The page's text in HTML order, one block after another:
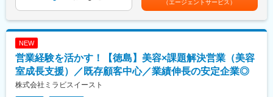
様、利用者様へのサービス向上に直結する為、大変やりがいのあ
た、事業拡大に伴い、新規の営業所も出店しており、営業所長や
エリアを管理する責任者などのポストがある為、早期のキャリア
アップが見込めます。 ※実際に入社4年前後で所長になった中途入
ロセスなどの定性評価も重視）※経験や意欲次第では新しい営業所
の立ち上げに携わる可能性等もございます。賃金はあくまでも目
安の金額であり、選考を通じて上下する可能性があります。月給
（エージェントサービス）
NEW
営業経験を活かす！【徳島】美容×課題解決営業（美容
室成長支援）／既存顧客中心／業績伸長の安定企業◎
株式会社ミラビスイースト